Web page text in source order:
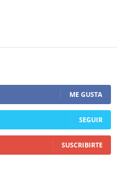
ME GUSTA
SEGUIR
SUSCRIBIRTE